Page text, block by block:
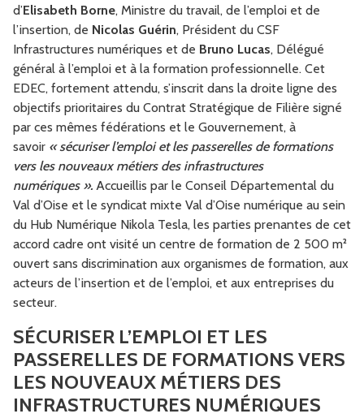
d’Elisabeth Borne, Ministre du travail, de l’emploi et de
l’insertion, de Nicolas Guérin, Président du CSF
Infrastructures numériques et de Bruno Lucas, Délégué
général à l’emploi et à la formation professionnelle. Cet
EDEC, fortement attendu, s’inscrit dans la droite ligne des
objectifs prioritaires du Contrat Stratégique de Filière signé
par ces mêmes fédérations et le Gouvernement, à
savoir « sécuriser l’emploi et les passerelles de formations
vers les nouveaux métiers des infrastructures
numériques ». Accueillis par le Conseil Départemental du
Val d’Oise et le syndicat mixte Val d’Oise numérique au sein
du Hub Numérique Nikola Tesla, les parties prenantes de cet
accord cadre ont visité un centre de formation de 2 500 m²
ouvert sans discrimination aux organismes de formation, aux
acteurs de l’insertion et de l’emploi, et aux entreprises du
secteur.
SÉCURISER L’EMPLOI ET LES
PASSERELLES DE FORMATIONS VERS
LES NOUVEAUX MÉTIERS DES
INFRASTRUCTURES NUMÉRIQUES